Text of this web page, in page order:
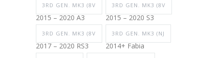
3RD GEN. MK3 (8V
2015 – 2020 A3
3RD GEN. MK3 (8V
2015 – 2020 S3
3RD GEN. MK3 (8V
2017 – 2020 RS3
3RD GEN. MK3 (NJ
2014+ Fabia